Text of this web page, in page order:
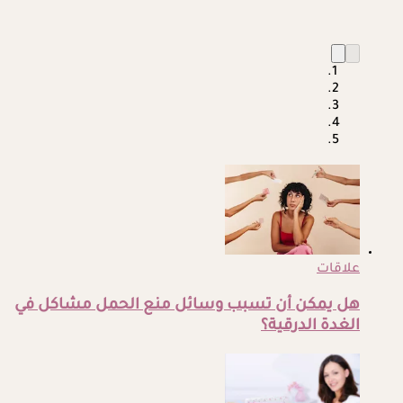
علاقات
هل يمكن أن تسبب وسائل منع الحمل مشاكل في
الغدة الدرقية؟